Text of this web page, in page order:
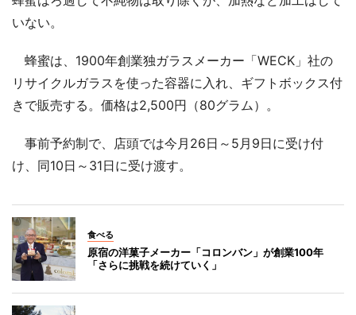
いない。
蜂蜜は、1900年創業独ガラスメーカー「WECK」社の
リサイクルガラスを使った容器に入れ、ギフトボックス付
きで販売する。価格は2,500円（80グラム）。
事前予約制で、店頭では今月26日～5月9日に受け付
け、同10日～31日に受け渡す。
食べる
原宿の洋菓子メーカー「コロンバン」が創業100年
「さらに挑戦を続けていく」